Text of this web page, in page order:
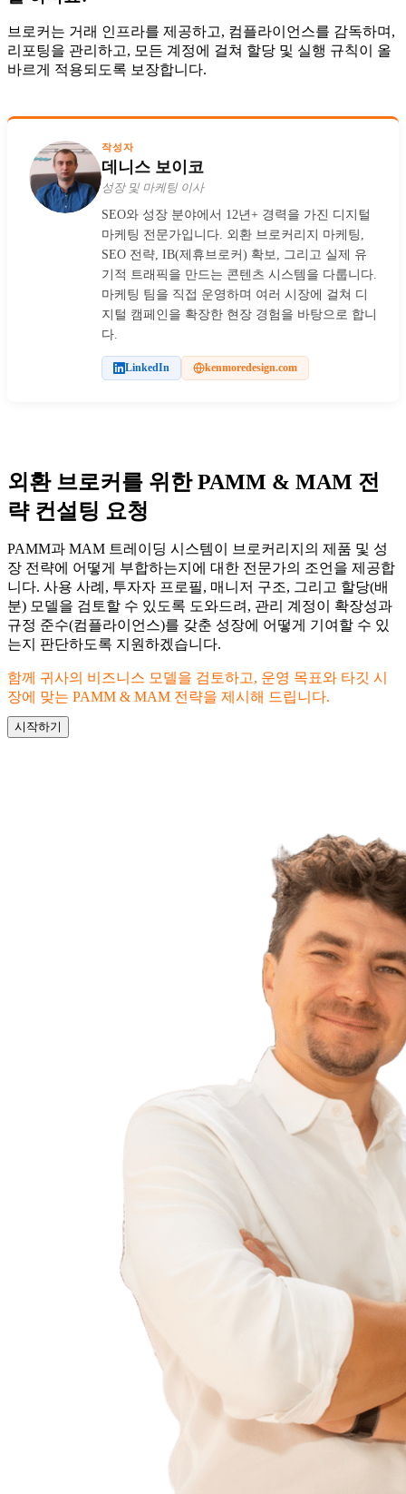
브로커는 거래 인프라를 제공하고, 컴플라이언스를 감독하며,
리포팅을 관리하고, 모든 계정에 걸쳐 할당 및 실행 규칙이 올
바르게 적용되도록 보장합니다.
작성자
데니스 보이코
성장 및 마케팅 이사
SEO와 성장 분야에서 12년+ 경력을 가진 디지털
마케팅 전문가입니다. 외환 브로커리지 마케팅,
SEO 전략, IB(제휴브로커) 확보, 그리고 실제 유
기적 트래픽을 만드는 콘텐츠 시스템을 다룹니다.
마케팅 팀을 직접 운영하며 여러 시장에 걸쳐 디
지털 캠페인을 확장한 현장 경험을 바탕으로 합니
다.
LinkedIn kenmoredesign.com
외환 브로커를 위한 PAMM & MAM 전
략 컨설팅 요청
PAMM과 MAM 트레이딩 시스템이 브로커리지의 제품 및 성
장 전략에 어떻게 부합하는지에 대한 전문가의 조언을 제공합
니다. 사용 사례, 투자자 프로필, 매니저 구조, 그리고 할당(배
분) 모델을 검토할 수 있도록 도와드려, 관리 계정이 확장성과
규정 준수(컴플라이언스)를 갖춘 성장에 어떻게 기여할 수 있
는지 판단하도록 지원하겠습니다.
함께 귀사의 비즈니스 모델을 검토하고, 운영 목표와 타깃 시
장에 맞는 PAMM & MAM 전략을 제시해 드립니다.
시작하기